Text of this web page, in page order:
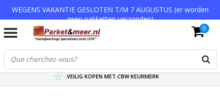
WEGENS VAKANTIE GESLOTEN T/M 7 AUGUSTUS (er worden
geen pakketten verzonden)
VERZENDKOSTEN € 7,95 (GRATIS VA €75,-)
SCHERPSTE PRIJZEN TOT WEL 75% KORTING !
VEILIG KOPEN MET CBW KEURMERK
0